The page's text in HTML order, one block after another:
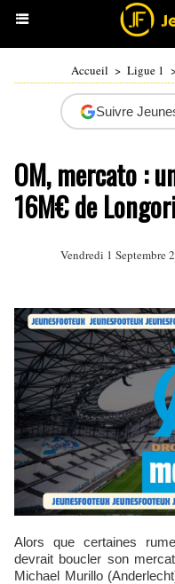
Accueil > Ligue 1
Suivre
OM, mercato :
16M€ de
Vendredi 1 Septembre
Alors que certaines rumeurs laissaient entendre que l'OM
devrait boucler son
Michael Murillo